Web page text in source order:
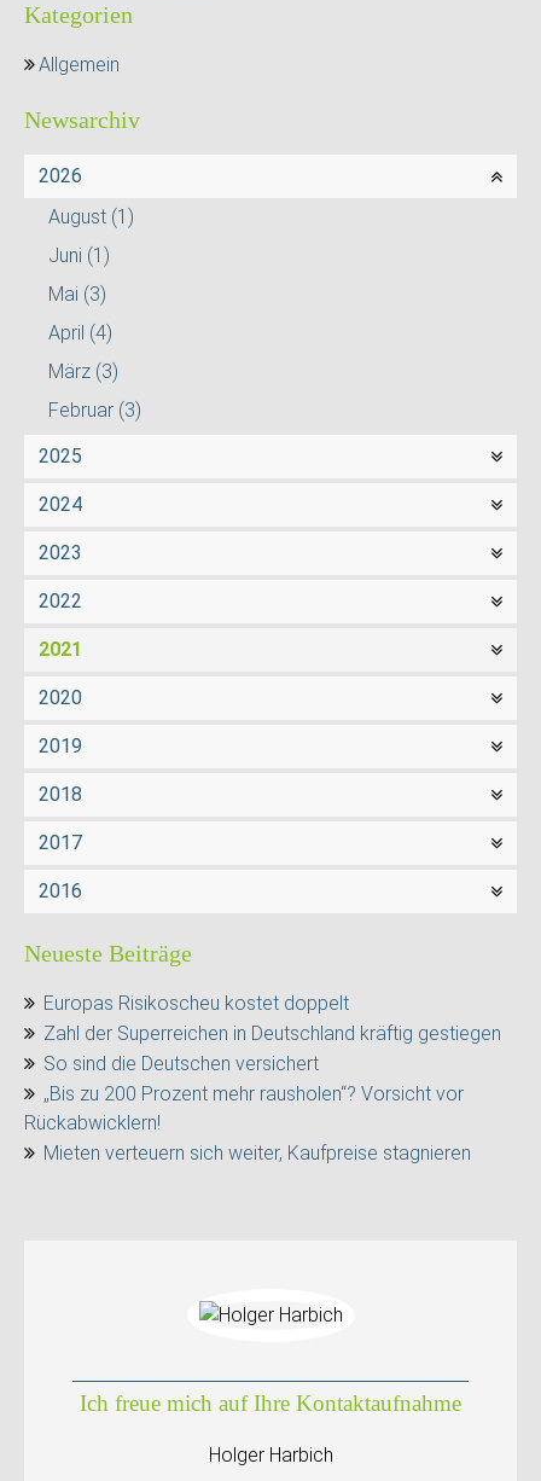
Kategorien
Allgemein
Newsarchiv
2026
August (1)
Juni (1)
Mai (3)
April (4)
März (3)
Februar (3)
2025
2024
2023
2022
2021
2020
2019
2018
2017
2016
Neueste Beiträge
Europas Risikoscheu kostet doppelt
Zahl der Superreichen in Deutschland kräftig gestiegen
So sind die Deutschen versichert
„Bis zu 200 Prozent mehr rausholen“? Vorsicht vor
Rückabwicklern!
Mieten verteuern sich weiter, Kaufpreise stagnieren
Ich freue mich auf Ihre Kontaktaufnahme
Holger Harbich